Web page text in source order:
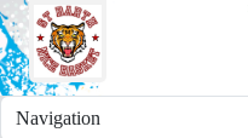
Panneau de gestion des cookies